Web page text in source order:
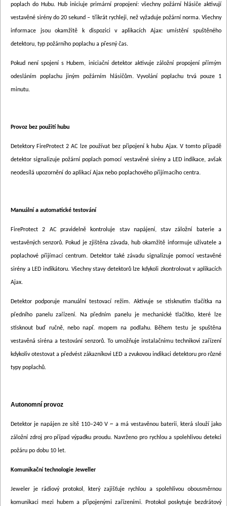
poplach do Hubu. Hub iniciuje primární propojení: všechny požární hlásiče aktivují
vestavěné sirény do 20 sekund – třikrát rychleji, než vyžaduje požární norma. Všechny
informace jsou okamžitě k dispozici v aplikacích Ajax: umístění spuštěného
detektoru, typ požárního poplachu a přesný čas.
Pokud není spojení s Hubem, iniciační detektor aktivuje záložní propojení přímým
odesláním poplachu jiným požárním hlásičům. Vyvolání poplachu trvá pouze 1
minutu.
Provoz bez použití hubu
Detektory FireProtect 2 AC lze používat bez připojení k hubu Ajax. V tomto případě
detektor signalizuje požární poplach pomocí vestavěné sirény a LED indikace, avšak
neodesílá upozornění do aplikací Ajax nebo poplachového přijímacího centra.
Manuální a automatické testování
FireProtect 2 AC pravidelně kontroluje stav napájení, stav záložní baterie a
vestavěných senzorů. Pokud je zjištěna závada, hub okamžitě informuje uživatele a
poplachové přijímací centrum. Detektor také závadu signalizuje pomocí vestavěné
sirény a LED indikátoru. Všechny stavy detektorů lze kdykoli zkontrolovat v aplikacích
Ajax.
Detektor podporuje manuální testovací režim. Aktivuje se stisknutím tlačítka na
předního panelu zařízení. Na předním panelu je mechanické tlačítko, které lze
stisknout buď ručně, nebo např. mopem na podlahu. Během testu je spuštěna
vestavěná siréna a testování senzorů. To umožňuje instalačnímu technikovi zařízení
kdykoliv otestovat a předvést zákazníkovi LED a zvukovou indikaci detektoru pro různé
typy poplachů.
Autonomní provoz
Detektor je napájen ze sítě 110–240 V ~ a má vestavěnou baterii, která slouží jako
záložní zdroj pro případ výpadku proudu. Navrženo pro rychlou a spolehlivou detekci
požáru po dobu 10 let.
Komunikační technologie Jeweller
Jeweler je rádiový protokol, který zajišťuje rychlou a spolehlivou obousměrnou
komunikaci mezi hubem a připojenými zařízeními. Protokol poskytuje bezdrátový